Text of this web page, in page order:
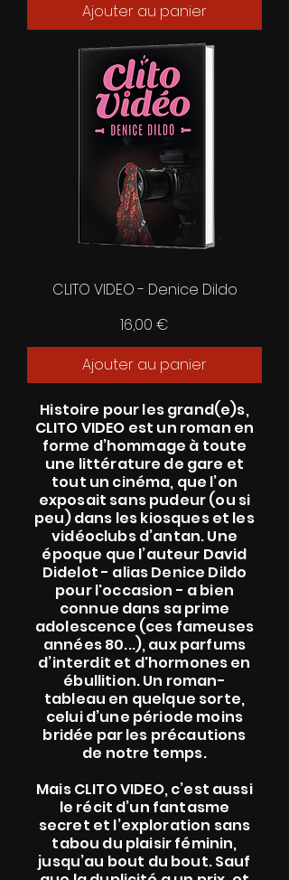
Ajouter au panier
CLITO VIDEO - Denice Dildo
Prix
16,00 €
Ajouter au panier
Histoire pour les grand(e)s,
CLITO VIDEO est un roman en
forme d’hommage à toute
une littérature de gare et
tout un cinéma, que l’on
exposait sans pudeur (ou si
peu) dans les kiosques et les
vidéoclubs d’antan. Une
époque que l’auteur David
Didelot - alias Denice Dildo
pour l'occasion - a bien
connue dans sa prime
adolescence (ces fameuses
années 80...), aux parfums
d’interdit et d'hormones en
ébullition. Un roman-
tableau en quelque sorte,
celui d’une période moins
bridée par les précautions
de notre temps.
Mais CLITO VIDEO, c’est aussi
le récit d’un fantasme
secret et l’exploration sans
tabou du plaisir féminin,
jusqu’au bout du bout. Sauf